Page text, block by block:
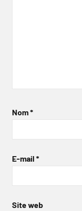
Nom*
E-mail *
Site web